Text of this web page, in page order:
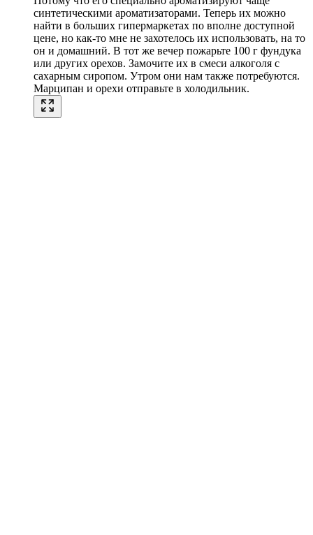
синтетическими ароматизаторами. Теперь их можно
найти в больших гипермаркетах по вполне доступной
цене, но как-то мне не захотелось их использовать, на то
он и домашний. В тот же вечер пожарьте 100 г фундука
или других орехов. Замочите их в смеси алкоголя с
сахарным сиропом. Утром они нам также потребуются.
Марципан и орехи отправьте в холодильник.